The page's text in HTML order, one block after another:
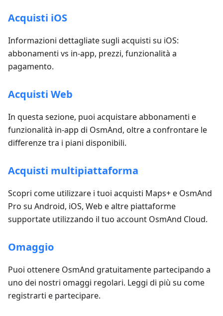
Acquisti iOS
Informazioni dettagliate sugli acquisti su iOS:
abbonamenti vs in-app, prezzi, funzionalità a
pagamento.
Acquisti Web
In questa sezione, puoi acquistare abbonamenti e
funzionalità in-app di OsmAnd, oltre a confrontare le
differenze tra i piani disponibili.
Acquisti multipiattaforma
Scopri come utilizzare i tuoi acquisti Maps+ e OsmAnd
Pro su Android, iOS, Web e altre piattaforme
supportate utilizzando il tuo account OsmAnd Cloud.
Omaggio
Puoi ottenere OsmAnd gratuitamente partecipando a
uno dei nostri omaggi regolari. Leggi di più su come
registrarti e partecipare.